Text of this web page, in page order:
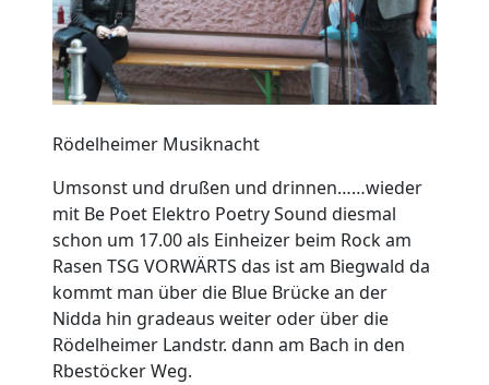
Rödelheimer Musiknacht
Umsonst und drußen und drinnen……wieder
mit Be Poet Elektro Poetry Sound diesmal
schon um 17.00 als Einheizer beim Rock am
Rasen TSG VORWÄRTS das ist am Biegwald da
kommt man über die Blue Brücke an der
Nidda hin gradeaus weiter oder über die
Rödelheimer Landstr. dann am Bach in den
Rbestöcker Weg.